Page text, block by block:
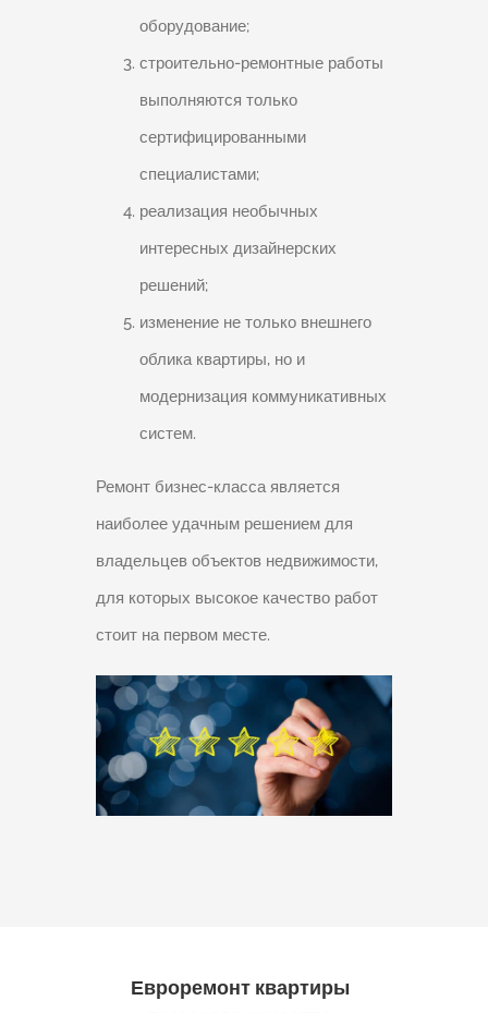
оборудование;
строительно-ремонтные работы
выполняются только
сертифицированными
специалистами;
реализация необычных
интересных дизайнерских
решений;
изменение не только внешнего
облика квартиры, но и
модернизация коммуникативных
систем.
Ремонт бизнес-класса является
наиболее удачным решением для
владельцев объектов недвижимости,
для которых высокое качество работ
стоит на первом месте.
Евроремонт квартиры